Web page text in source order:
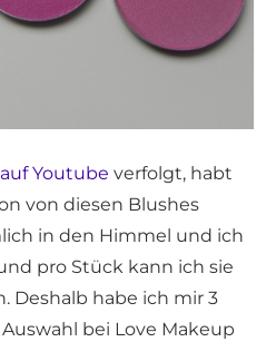
Youtube verfolgt, habt
von diesen Blushes
in den Himmel und ich
pro Stück kann ich sie
Deshalb habe ich mir 3
bei Love Makeup